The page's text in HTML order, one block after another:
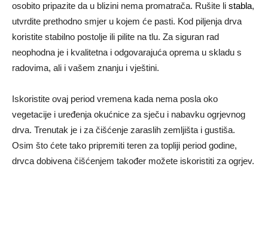
osobito pripazite da u blizini nema promatrača. Rušite li stabla,
utvrdite prethodno smjer u kojem će pasti. Kod piljenja drva
koristite stabilno postolje ili pilite na tlu. Za siguran rad
neophodna je i kvalitetna i odgovarajuća oprema u skladu s
radovima, ali i vašem znanju i vještini.
Iskoristite ovaj period vremena kada nema posla oko
vegetacije i uređenja okućnice za sječu i nabavku ogrjevnog
drva. Trenutak je i za čišćenje zaraslih zemljišta i gustiša.
Osim što ćete tako pripremiti teren za topliji period godine,
drvca dobivena čišćenjem također možete iskoristiti za ogrjev.